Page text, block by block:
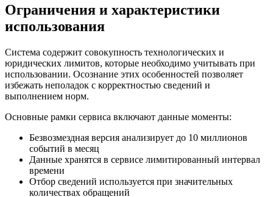
Ограничения и характеристики
использования
Система содержит совокупность технологических и
юридических лимитов, которые необходимо учитывать при
использовании. Осознание этих особенностей позволяет
избежать неполадок с корректностью сведений и
выполнением норм.
Основные рамки сервиса включают данные моменты:
Безвозмездная версия анализирует до 10 миллионов
событий в месяц
Данные хранятся в сервисе лимитированный интервал
времени
Отбор сведений используется при значительных
количествах обращений